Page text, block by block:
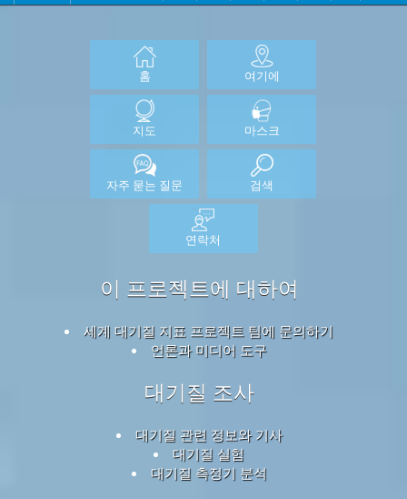
홈 여기에
지도 마스크
자주 묻는 질문 검색
연락처
이 프로젝트에 대하여
세계 대기질 지표 프로젝트 팀에 문의하기
언론과 미디어 도구
대기질 조사
대기질 관련 정보와 기사
대기질 실험
대기질 측정기 분석